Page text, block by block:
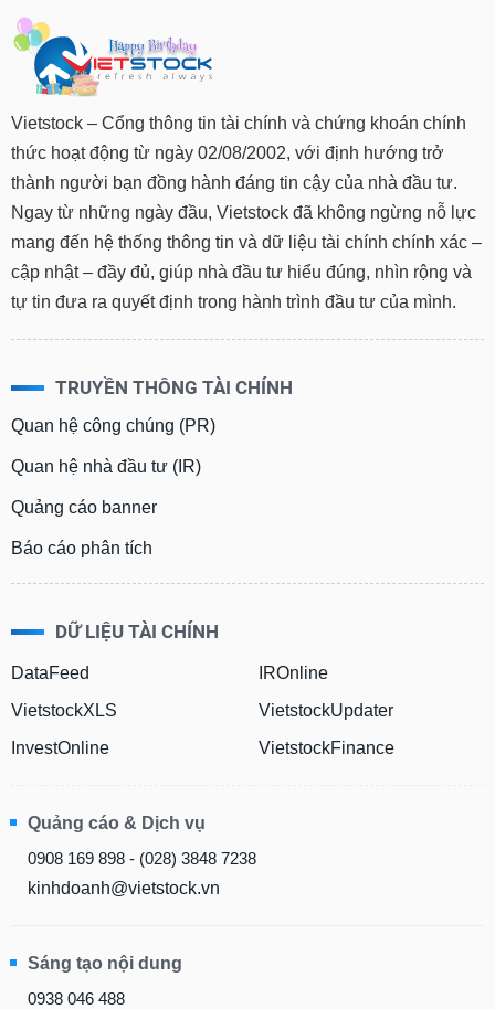
Vietstock – Cổng thông tin tài chính và chứng khoán chính
thức hoạt động từ ngày 02/08/2002, với định hướng trở
thành người bạn đồng hành đáng tin cậy của nhà đầu tư.
Ngay từ những ngày đầu, Vietstock đã không ngừng nỗ lực
mang đến hệ thống thông tin và dữ liệu tài chính chính xác –
cập nhật – đầy đủ, giúp nhà đầu tư hiểu đúng, nhìn rộng và
tự tin đưa ra quyết định trong hành trình đầu tư của mình.
TRUYỀN THÔNG TÀI CHÍNH
Quan hệ công chúng (PR)
Quan hệ nhà đầu tư (IR)
Quảng cáo banner
Báo cáo phân tích
DỮ LIỆU TÀI CHÍNH
DataFeed
VietstockXLS
InvestOnline
IROnline
VietstockUpdater
VietstockFinance
Quảng cáo & Dịch vụ
0908 169 898 - (028) 3848 7238
kinhdoanh@vietstock.vn
Sáng tạo nội dung
0938 046 488